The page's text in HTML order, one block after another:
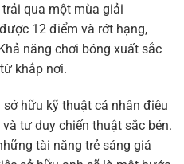
qua một mùa giải
12 điểm và rớt hạng,
năng chơi bóng xuất sắc
khắp nơi.
hữu kỹ thuật cá nhân điêu
tư duy chiến thuật sắc bén.
tài năng trẻ sáng giá